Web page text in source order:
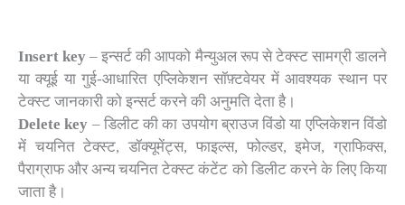
Insert key – इन्सर्ट की आपको मैन्युअल रूप से टेक्स्ट सामग्री डालने
या क्यूई या गुई-आधारित एप्लिकेशन सॉफ़्टवेयर में आवश्यक स्थान पर
टेक्स्ट जानकारी को इन्सर्ट करने की अनुमति देता है।
Delete key – डिलीट की का उपयोग ब्राउज विंडो या एप्लिकेशन विंडो
में चयनित टेक्स्ट, डॉक्यूमेंट्स, फाइल्स, फोल्डर, इमेज, ग्राफिक्स,
पैराग्राफ और अन्य चयनित टेक्स्ट कंटेंट को डिलीट करने के लिए किया
जाता है।